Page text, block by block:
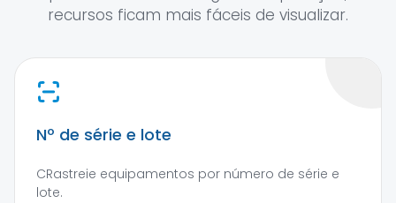
recursos ficam mais fáceis de visualizar.
Nº de série e lote
CRastreie equipamentos por número de série e
lote.